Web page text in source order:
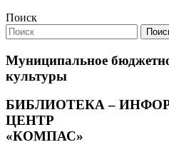
Поиск
Муниципальное
культуры
БИБЛИОТЕКА –
ЦЕНТР
«КОМПАС»